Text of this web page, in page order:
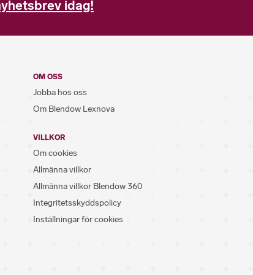
idag!
OM OSS
Jobba hos oss
Om Blendow Lexnova
VILLKOR
Om cookies
Allmänna villkor
Allmänna villkor Blendow 360
Integritetsskyddspolicy
Inställningar för cookies